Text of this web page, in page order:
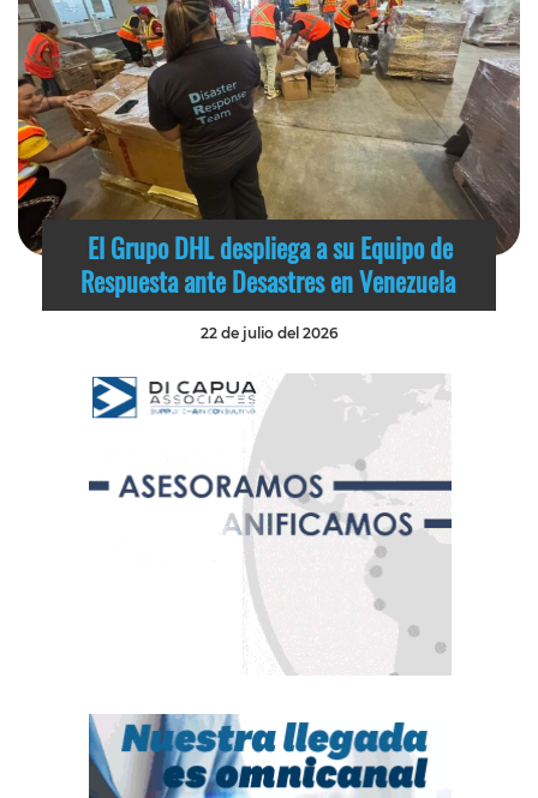
El Grupo DHL despliega a su Equipo de
Respuesta ante Desastres en Venezuela
22 de julio del 2026